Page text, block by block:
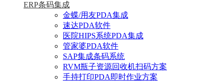
ERP条码集成
金蝶/用友PDA集成
速达PDA软件
医院HIPS系统PDA集成
管家婆PDA软件
SAP集成条码系统
RVM瓶子资源回收机扫码方案
手持打印PDA即时作业方案